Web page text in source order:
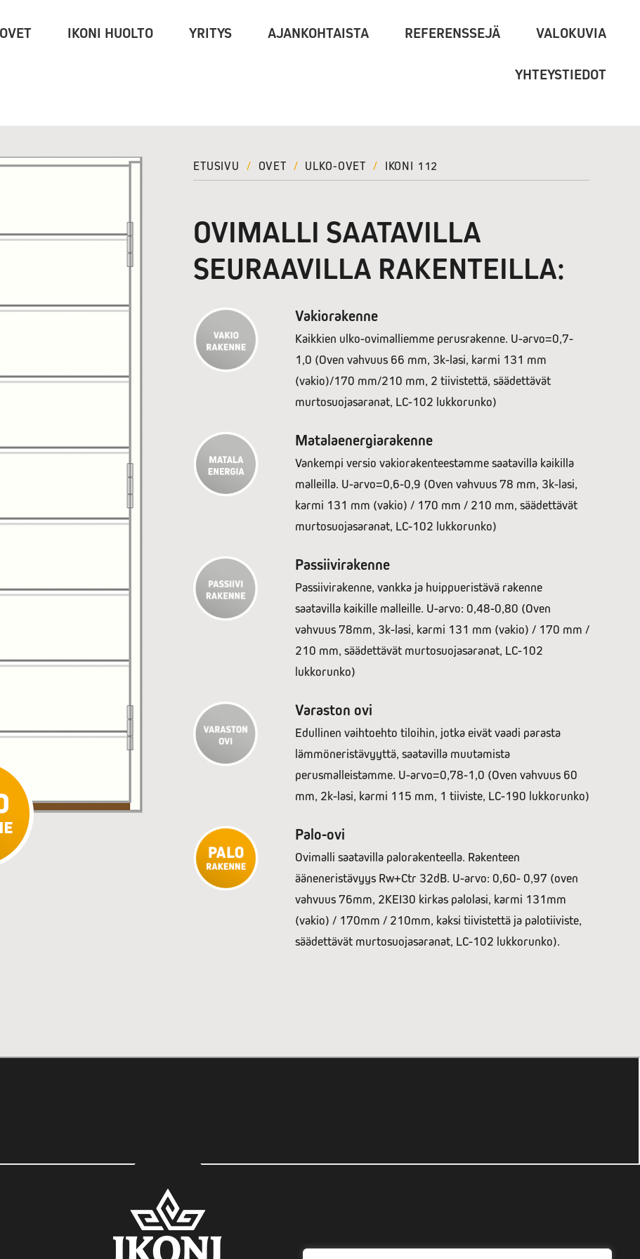
IKONI HUOLTO YRITYS AJANKOHTAISTA REFERENSSEJÄ VALOKUVIA
YHTEYSTIEDOT
ETUSIVU / OVET / ULKO-OVET / IKONI 112
OVIMALLI SAATAVILLA
SEURAAVILLA RAKENTEILLA:
Vakiorakenne
Kaikkien ulko-ovimalliemme perusrakenne. U-arvo=0,7-
1,0 (Oven vahvuus 66 mm, 3k-lasi, karmi 131 mm
(vakio)/170 mm/210 mm, 2 tiivistettä, säädettävät
murtosuojasaranat, LC-102 lukkorunko)
Matalaenergiarakenne
Vankempi versio vakiorakenteestamme saatavilla kaikilla
malleilla. U-arvo=0,6-0,9 (Oven vahvuus 78 mm, 3k-lasi,
karmi 131 mm (vakio) / 170 mm / 210 mm, säädettävät
murtosuojasaranat, LC-102 lukkorunko)
Passiivirakenne
Passiivirakenne, vankka ja huippueristävä rakenne
saatavilla kaikille malleille. U-arvo: 0,48-0,80 (Oven
vahvuus 78mm, 3k-lasi, karmi 131 mm (vakio) / 170 mm /
210 mm, säädettävät murtosuojasaranat, LC-102
lukkorunko)
Varaston ovi
Edullinen vaihtoehto tiloihin, jotka eivät vaadi parasta
lämmöneristävyyttä, saatavilla muutamista
perusmalleistamme. U-arvo=0,78-1,0 (Oven vahvuus 60
mm, 2k-lasi, karmi 115 mm, 1 tiiviste, LC-190 lukkorunko)
Palo-ovi
Ovimalli saatavilla palorakenteella. Rakenteen
ääneneristävyys Rw+Ctr 32dB. U-arvo: 0,60- 0,97 (oven
vahvuus 76mm, 2KEI30 kirkas palolasi, karmi 131mm
(vakio) / 170mm / 210mm, kaksi tiivistettä ja palotiiviste,
säädettävät murtosuojasaranat, LC-102 lukkorunko).